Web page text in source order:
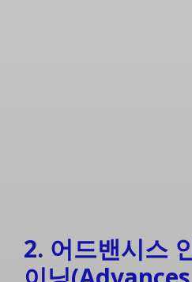
2. 어드밴시스